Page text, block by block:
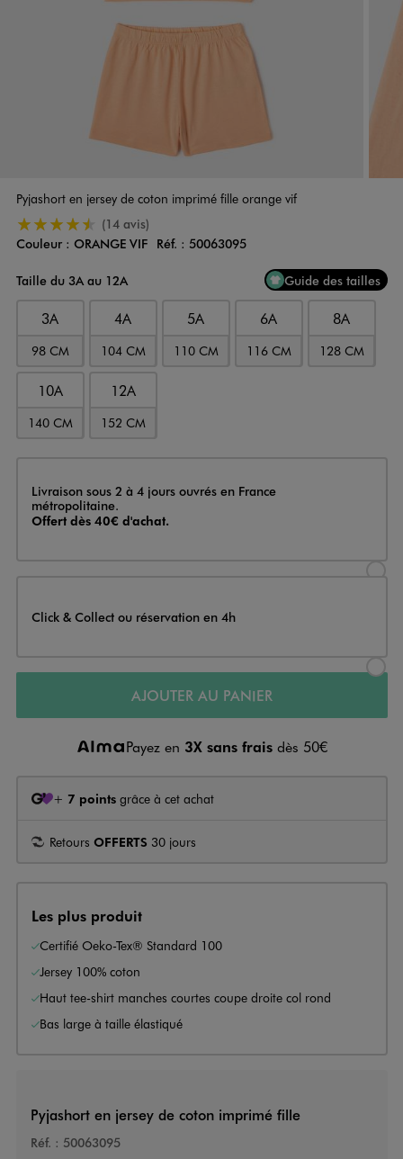
Pyjashort en jersey de coton imprimé fille orange vif
4.5/5 de moyenne
(14 avis)
Couleur
Couleur : ORANGE VIF Réf. : 50063095
Taille du 3A au 12A
Guide des tailles
3A
98 CM
4A
104 CM
5A
110 CM
6A
116 CM
8A
128 CM
10A
140 CM
12A
152 CM
Livraison
Livraison sous 2 à 4 jours ouvrés en France
métropolitaine.
Offert dès 40€ d'achat.
Click & Collect ou réservation en 4h
AJOUTER AU PANIER
Payez en 3X sans frais dès 50€
+ 7 points grâce à cet achat
Retours OFFERTS 30 jours
Les plus produit
Certifié Oeko-Tex® Standard 100
Jersey 100% coton
Haut tee-shirt manches courtes coupe droite col rond
Bas large à taille élastiqué
Pyjashort en jersey de coton imprimé fille
Réf. : 50063095